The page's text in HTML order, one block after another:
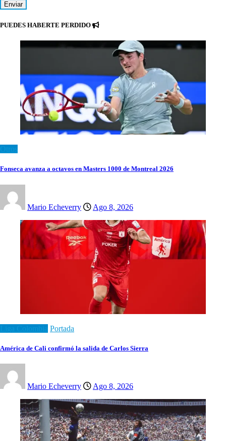
PUEDES HABERTE PERDIDO
Fonseca avanza a octavos en Masters 1000 de Montreal 2026
Mario Echeverry Ago 8, 2026
Portada
América de Cali confirmó la salida de Carlos Sierra
Mario Echeverry Ago 8, 2026